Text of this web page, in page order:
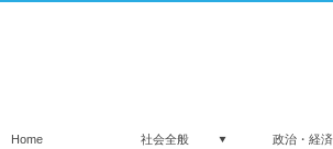
Home 社会全般 政治・経済